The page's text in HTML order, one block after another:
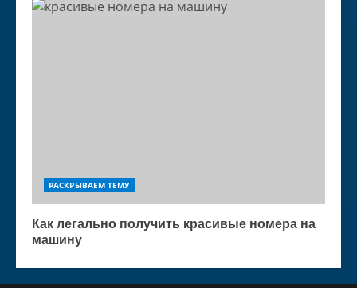
РАСКРЫВАЕМ ТЕМУ
Как легально получить красивые номера на
машину